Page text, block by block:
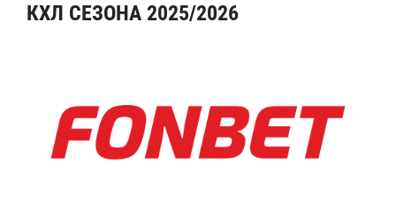
КХЛ СЕЗОНА 2025/2026